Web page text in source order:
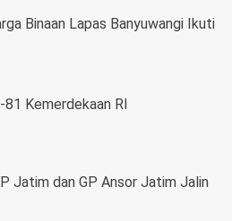
Binaan Lapas Banyuwangi Ikuti
Kemerdekaan RI
Jatim dan GP Ansor Jatim Jalin